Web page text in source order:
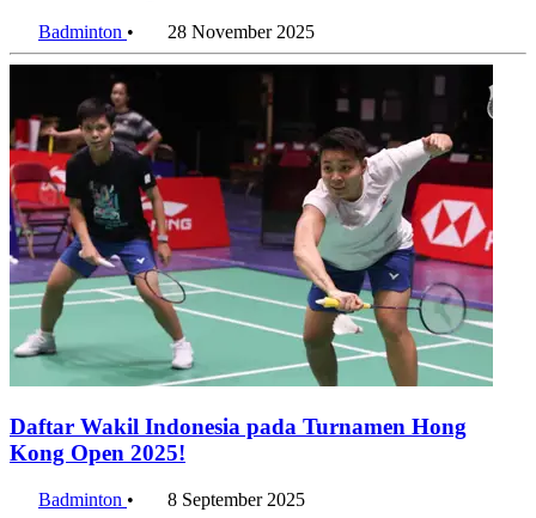
Badminton • 28 November 2025
Daftar Wakil Indonesia pada Turnamen Hong
Kong Open 2025!
Badminton • 8 September 2025